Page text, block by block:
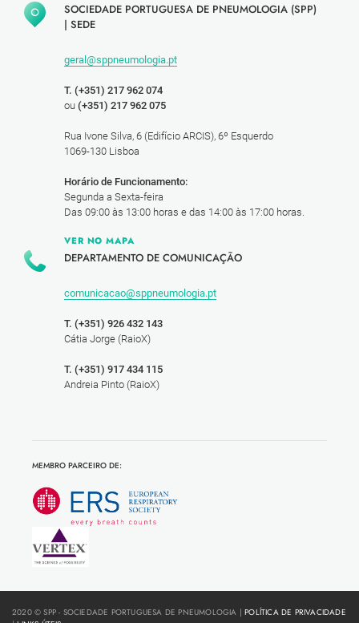
SOCIEDADE PORTUGUESA DE PNEUMOLOGIA (SPP)
| SEDE
geral@sppneumologia.pt
T. (+351) 217 962 074
ou (+351) 217 962 075
Rua Ivone Silva, 6 (Edifício ARCIS), 6º Esquerdo
1069-130 Lisboa
Horário de Funcionamento:
Segunda a Sexta-feira
Das 09:00 às 13:00 horas e das 14:00 às 17:00 horas.
VER NO MAPA
DEPARTAMENTO DE COMUNICAÇÃO
comunicacao@sppneumologia.pt
T. (+351) 926 432 143
Cátia Jorge (RaioX)
T. (+351) 917 434 115
Andreia Pinto (RaioX)
MEMBRO PARCEIRO DE:
2020 © SPP - SOCIEDADE PORTUGUESA DE PNEUMOLOGIA |POLÍTICA DE PRIVACIDADE